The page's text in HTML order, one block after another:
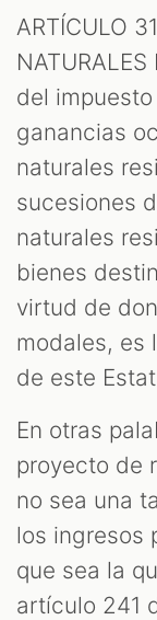
ARTÍCULO
del
ganancias
naturales
sucesiones
naturales
bienes
virtud de
modales, es
de este
En otras
proyecto de
no sea una
los ingresos
que sea la
artículo 241